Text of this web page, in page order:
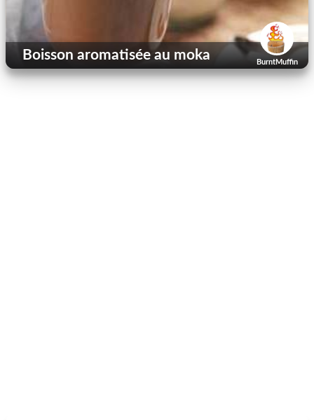
BurntMuffin
Boisson aromatisée au moka